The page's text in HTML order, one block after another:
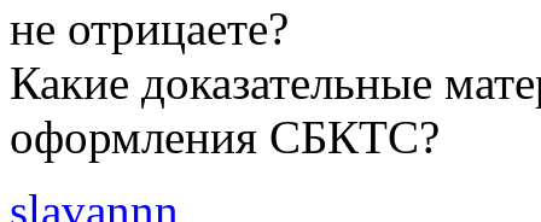
не отрицаете?
Какие доказательные
оформления СБКТС?
slavannn